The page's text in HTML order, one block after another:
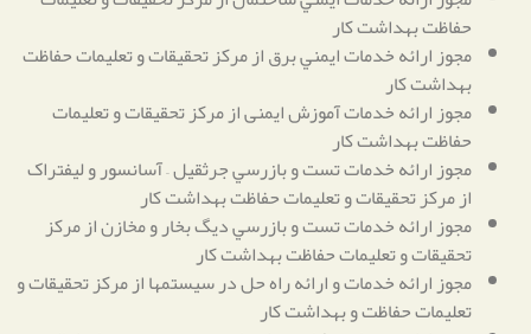
حفاظت بهداشت كار
مجوز ارائه خدمات ايمني برق از مركز تحقیقات و تعلیمات حفاظت
بهداشت كار
مجوز ارائه خدمات آموزش ایمنی از مركز تحقیقات و تعلیمات
حفاظت بهداشت كار
مجوز ارائه خدمات تست و بازرسي جرثقیل – آسانسور و لیفتراک
از مركز تحقیقات و تعلیمات حفاظت بهداشت كار
مجوز ارائه خدمات تست و بازرسي ديگ بخار و مخازن از مركز
تحقیقات و تعلیمات حفاظت بهداشت كار
مجوز ارائه خدمات و ارائه راه حل در سیستمها از مرکز تحقیقات و
تعلیمات حفاظت و بهداشت کار